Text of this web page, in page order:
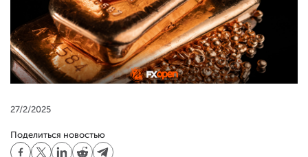
27/2/2025
Поделиться новостью